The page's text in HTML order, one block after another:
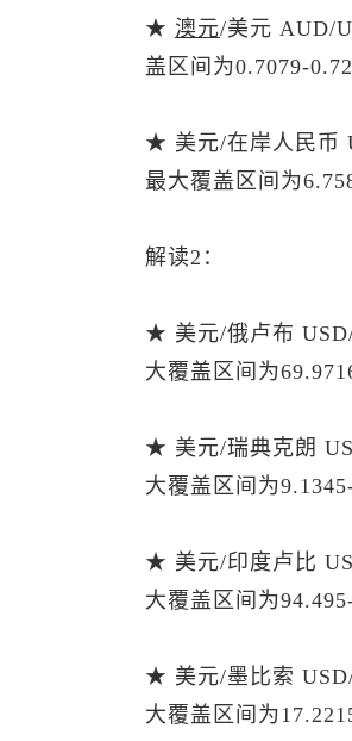
★ 澳元/美元 AUD/
盖区间为0.7079-
★ 美元/在岸人民币
最大覆盖区间为
解读2：
★ 美元/俄卢布
大覆盖区间为
★ 美元/瑞典克朗
大覆盖区间为
★ 美元/印度卢比
大覆盖区间为
★ 美元/墨比索
大覆盖区间为